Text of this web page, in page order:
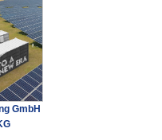
GmbH